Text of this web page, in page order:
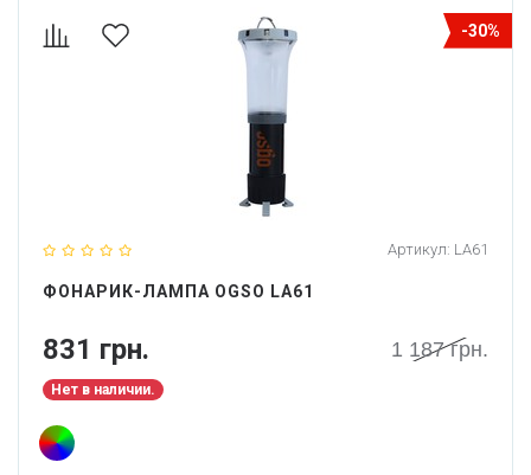
-30%
Артикул: LA61
ФОНАРИК-ЛАМПА OGSO LA61
831 грн. 1 187 грн.
Нет в наличии.